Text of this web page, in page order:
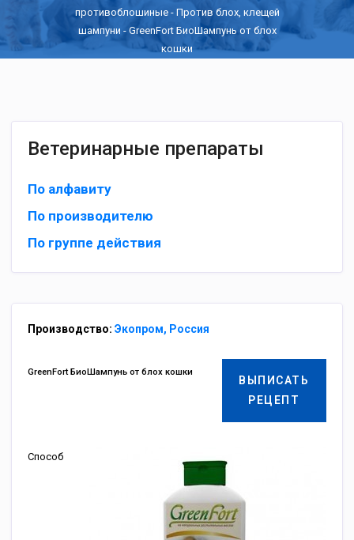
противоблошиные- Против блох, клещей
шампуни - GreenFort БиоШампунь от блох
кошки
Ветеринарные препараты
По алфавиту
По производителю
По группе действия
Производство: Экопром, Россия
ВЫПИСАТЬ
РЕЦЕПТ
GreenFort БиоШампунь от блох кошки
Способ